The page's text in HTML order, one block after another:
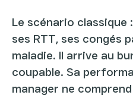
Le scénario classique
ses RTT, ses congés
maladie. Il arrive au
coupable. Sa
manager ne